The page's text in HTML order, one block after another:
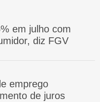
em julho com
diz FGV
emprego
de juros